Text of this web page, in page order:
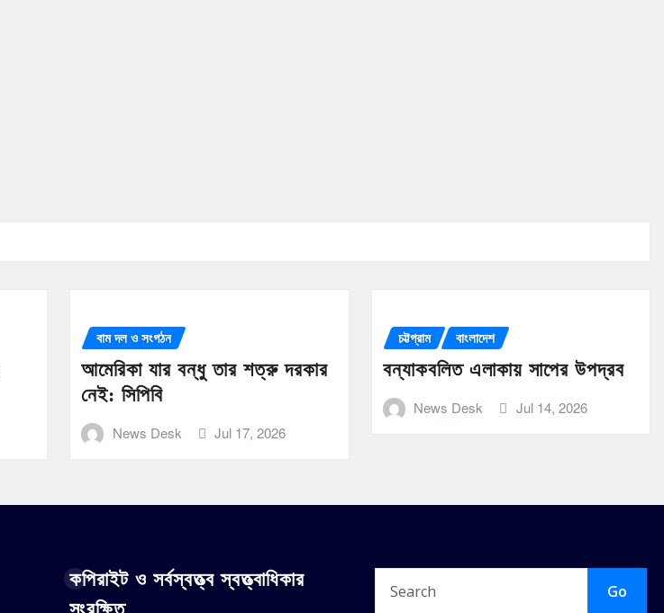
বাম দল ও সংগঠন
আমেরিকা যার বন্ধু তার শত্রু দরকার
নেই: সিপিবি
News Desk Jul 17, 2026
চট্টগ্রাম বাংলাদেশ
বন্যাকবলিত এলাকায় সাপের উপদ্রব
News Desk Jul 14, 2026
কপিরাইট ও সর্বস্বত্ত্ব স্বত্ত্বাধিকার
Go